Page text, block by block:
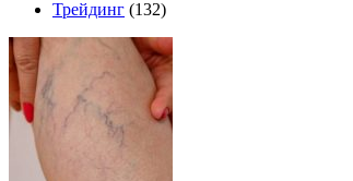
Трейдинг (132)